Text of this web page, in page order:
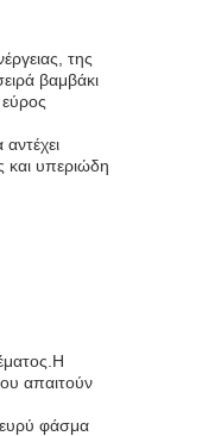
της
βαμβάκι
και υπεριώδη
απαιτούν
ευρύ φάσμα